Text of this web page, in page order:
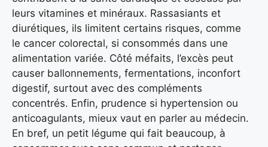
leurs vitamines et minéraux. Rassasiants et
diurétiques, ils limitent certains risques, comme
le cancer colorectal, si consommés dans une
alimentation variée. Côté méfaits, l’excès peut
causer ballonnements, fermentations, inconfort
digestif, surtout avec des compléments
concentrés. Enfin, prudence si hypertension ou
anticoagulants, mieux vaut en parler au médecin.
En bref, un petit légume qui fait beaucoup, à